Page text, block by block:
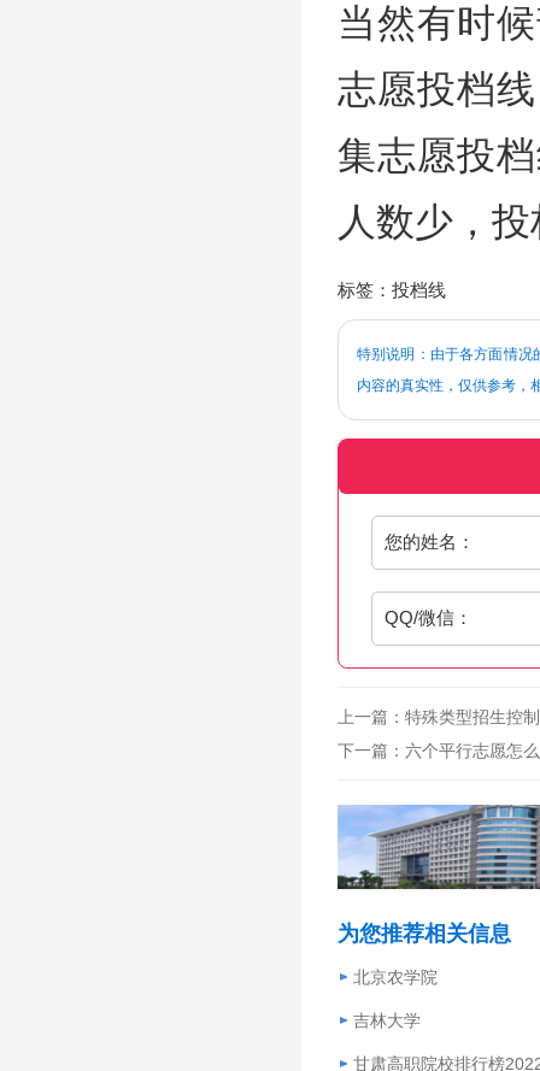
当然有时
志愿投档
集志愿投
人数少，
标签：投档线
特别说明：由于各方面情况
内容的真实性，仅供参考，
您的姓名：
QQ/微信：
上一篇： 特殊类型招生控
下一篇： 六个平行志愿怎
为您推荐相关信息
北京农学院
吉林大学
甘肃高职院校排行榜